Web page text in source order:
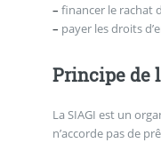
– financer le rachat
– payer les droits
Principe de
La SIAGI est un
n’accorde pas de